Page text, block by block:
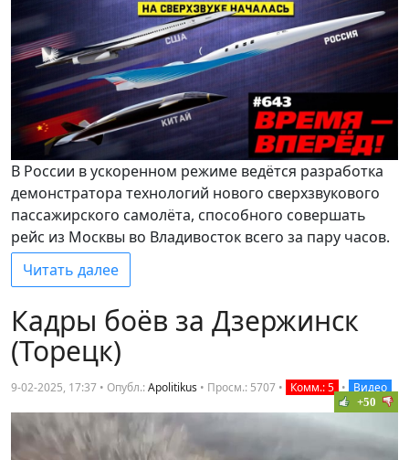
В России в ускоренном режиме ведётся разработка
демонстратора технологий нового сверхзвукового
пассажирского самолёта, способного совершать
рейс из Москвы во Владивосток всего за пару часов.
Читать далее
Кадры боёв за Дзержинск
(Торецк)
9-02-2025, 17:37 • Опубл.:Apolitikus • Просм.: 5707 • Комм.: 5 • Видео
+50